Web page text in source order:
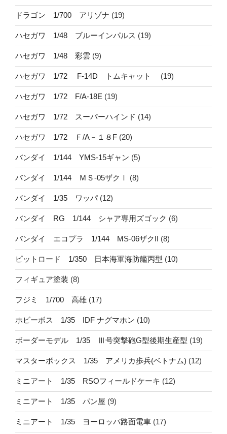
ドラゴン 1/700 アリゾナ (19)
ハセガワ 1/48 ブルーインパルス (19)
ハセガワ 1/48 彩雲 (9)
ハセガワ 1/72 F-14D トムキャット (19)
ハセガワ 1/72 F/A-18E (19)
ハセガワ 1/72 スーパーハインド (14)
ハセガワ 1/72 Ｆ/A－１８F (20)
バンダイ 1/144 YMS-15ギャン (5)
バンダイ 1/144 ＭＳ-05ザクⅠ (8)
バンダイ 1/35 ワッパ(12)
バンダイ RG 1/144 シャア専用ズゴック (6)
バンダイ エコプラ 1/144 MS-06ザクII (8)
ピットロード 1/350 日本海軍海防艦丙型 (10)
フィギュア塗装 (8)
フジミ 1/700 高雄 (17)
ホビーボス 1/35 IDF ナグマホン (10)
ボーダーモデル 1/35 Ⅲ号突撃砲G型後期生産型 (19)
マスターボックス 1/35 アメリカ歩兵(ベトナム) (12)
ミニアート 1/35 RSOフィールドケーキ (12)
ミニアート 1/35 パン屋 (9)
ミニアート 1/35 ヨーロッパ路面電車 (17)